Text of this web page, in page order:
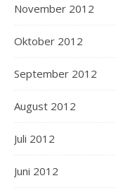
November 2012
Oktober 2012
September 2012
August 2012
Juli 2012
Juni 2012